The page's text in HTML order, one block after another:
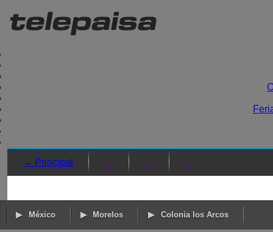
→ Principal → → →
México Morelos Colonia los Arcos